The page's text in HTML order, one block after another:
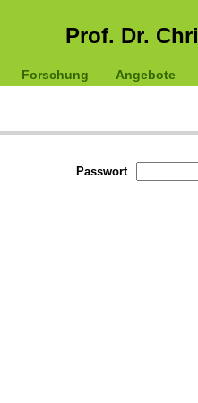
Prof. Dr.
Forschung Angebote
Passwort